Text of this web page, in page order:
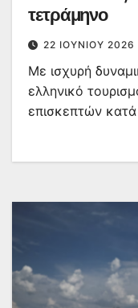
τετράμηνο
22 ΙΟΥΝΊΟΥ 2026
Με ισχυρή
ελληνικό
επισκεπτών